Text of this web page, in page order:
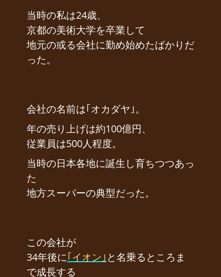
当時の私は24歳、
京都の美術大学を卒業して
地元の或る会社に勤め始めたばかりだ
った。
会社の名前は｢オカダヤ｣。
年の売り上げは約100億円、
従業員は500人程度。
当時の日本各地に誕生し育ちつつあっ
た
地方スーパーの典型だった。
この会社が
34年後に｢イオン｣ と名乗るところま
で成長する